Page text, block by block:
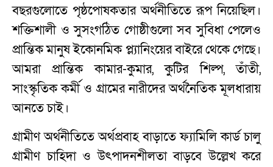
বছরগুলোতে পৃষ্ঠপোষকতার অর্থনীতিতে রূপ নিয়েছিল।
শক্তিশালী ও সুসংগঠিত গোষ্ঠীগুলো সব সুবিধা পেলেও
প্রান্তিক মানুষ ইকোনমিক প্ল্যানিংয়ের বাইরে থেকে গেছে।
আমরা প্রান্তিক কামার-কুমার, কুটির শিল্প, তাঁতী,
সাংস্কৃতিক কর্মী ও গ্রামের নারীদের অর্থনৈতিক মূলধারায়
আনতে চাই।
গ্রামীণ অর্থনীতিতে অর্থপ্রবাহ বাড়াতে ফ্যামিলি কার্ড চালু
গ্রামীণ চাহিদা ও উৎপাদনশীলতা বাড়বে উল্লেখ করে